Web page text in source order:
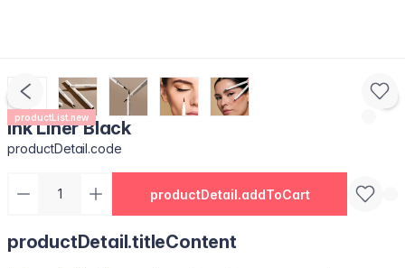
productList.new
Ink Liner Black
productDetail.code
productDetail.addToCart
productDetail.titleContent